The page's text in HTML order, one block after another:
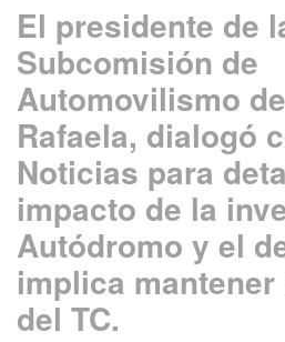
El presidente de
Subcomisión de
Automovilismo
Rafaela, dialogó
Noticias para
impacto de la
Autódromo y el
implica mantener
del TC.